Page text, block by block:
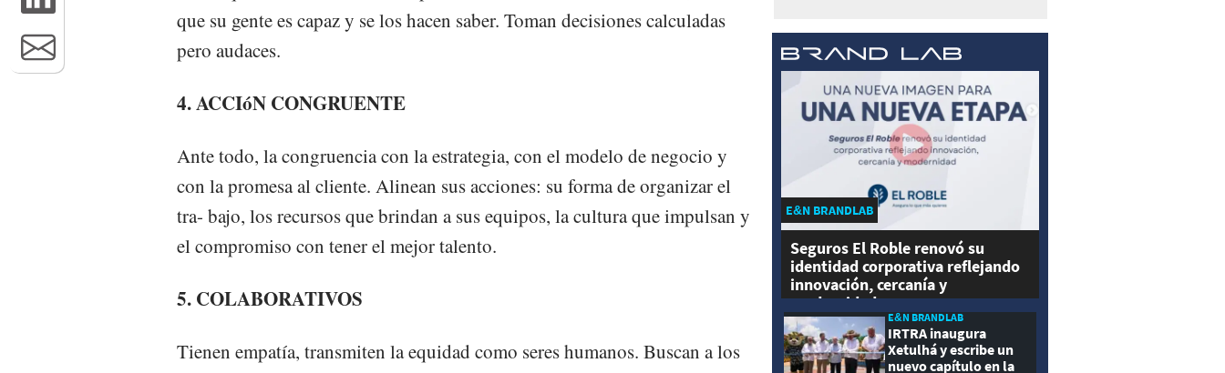
que su gente es capaz y se los hacen saber. Toman decisiones calculadas
pero audaces.
4. ACCIóN CONGRUENTE
Ante todo, la congruencia con la estrategia, con el modelo de negocio y
con la promesa al cliente. Alinean sus acciones: su forma de organizar el
tra- bajo, los recursos que brindan a sus equipos, la cultura que impulsan y
el compromiso con tener el mejor talento.
5. COLABORATIVOS
Tienen empatía, transmiten la equidad como seres humanos. Buscan a los
E&N BRANDLAB
Seguros El Roble renovó su
identidad corporativa reflejando
innovación, cercanía y
modernidad
E&N BRANDLAB
IRTRA inaugura
Xetulhá y escribe un
nuevo capítulo en la